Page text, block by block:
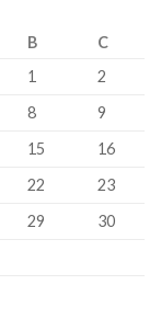
B
C
1
2
8
9
15
16
22
23
29
30